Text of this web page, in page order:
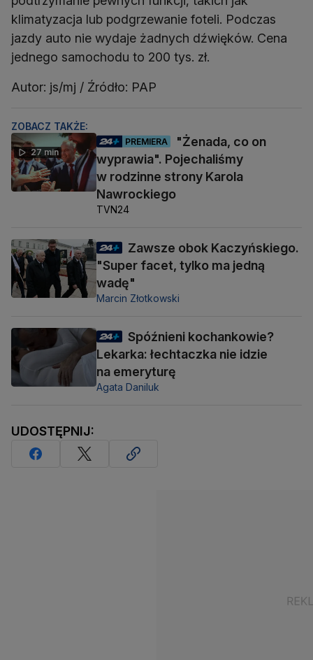
klimatyzacja lub podgrzewanie foteli. Podczas
jazdy auto nie wydaje żadnych dźwięków. Cena
jednego samochodu to 200 tys. zł.
Autor: js/mj / Źródło: PAP
ZOBACZ TAKŻE:
27 min
PREMIERA
"Żenada, co on
wyprawia". Pojechaliśmy
w rodzinne strony Karola
Nawrockiego
TVN24
Zawsze obok Kaczyńskiego.
"Super facet, tylko ma jedną
wadę"
Marcin Złotkowski
Spóźnieni kochankowie?
Lekarka: łechtaczka nie idzie
na emeryturę
Agata Daniluk
UDOSTĘPNIJ: